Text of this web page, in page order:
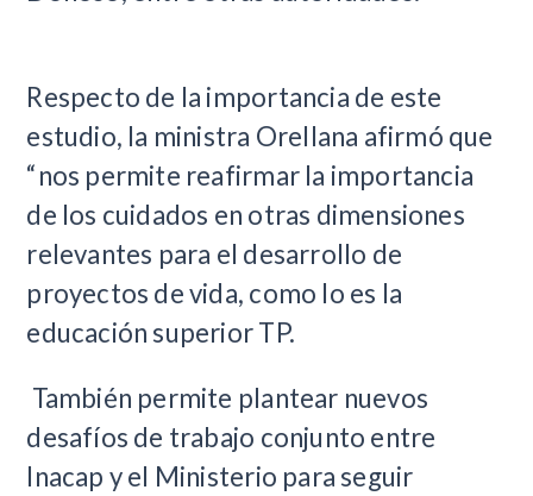
Respecto de la importancia de este
estudio, la ministra Orellana afirmó que
“nos permite reafirmar la importancia
de los cuidados en otras dimensiones
relevantes para el desarrollo de
proyectos de vida, como lo es la
educación superior TP.
También permite plantear nuevos
desafíos de trabajo conjunto entre
Inacap y el Ministerio para seguir